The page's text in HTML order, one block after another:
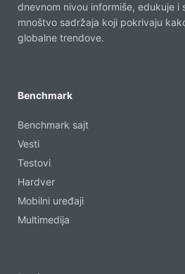
dnevnom nivou informiše, edukuje i
mnoštvo sadržaja koji pokrivaju
globalne trendove.
Benchmark
Benchmark sajt
Vesti
Testovi
Hardver
Mobilni uređaji
Multimedija